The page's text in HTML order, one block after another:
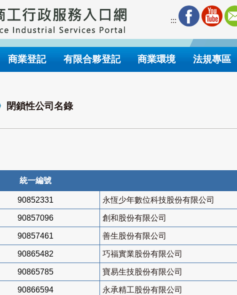
:::
商業登記 有限合夥登記 商業環境 法規專區
閉鎖性公司名錄
統一編號
90852331 永恆少年數位科技股份有限公司
90857096 創和股份有限公司
90857461 善生股份有限公司
90865482 巧福實業股份有限公司
90865785 寶易生技股份有限公司
90866594 永承精工股份有限公司